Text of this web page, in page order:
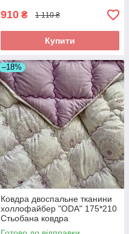
910 ₴ 1 110 ₴
Купити
–18%
Ковдра двоспальне тканини
холлофайбер "ODA" 175*210
Стьобана ковдра